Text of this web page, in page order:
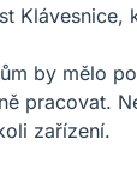
Klávesnice,
by mělo
pracovat.
zařízení.